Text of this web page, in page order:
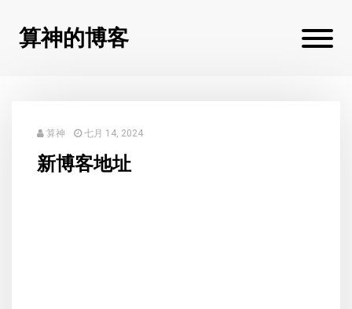
算神的博客
算神 七月 14, 2024
新博客地址